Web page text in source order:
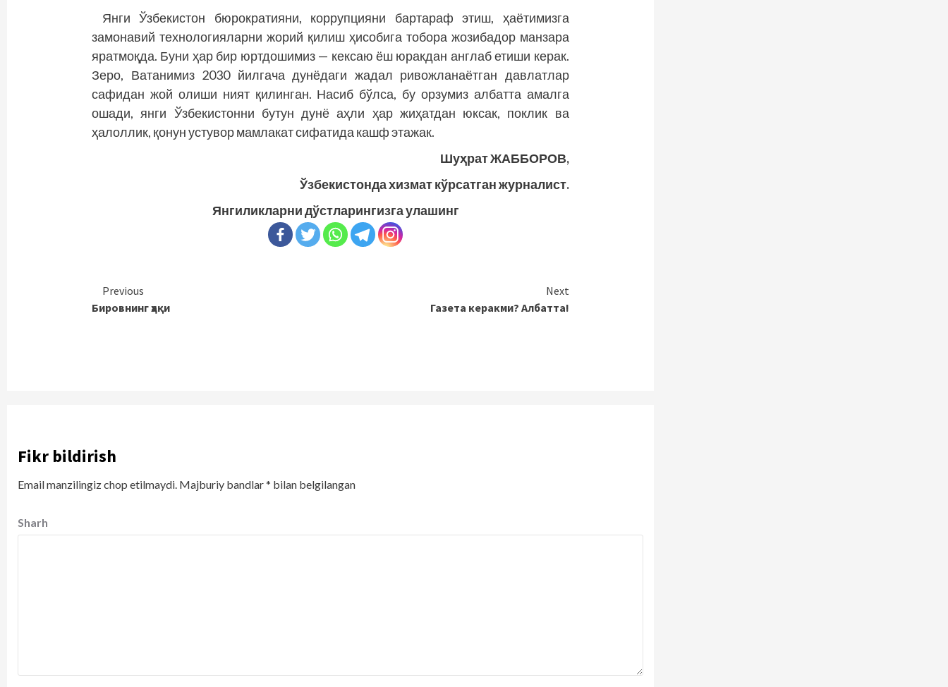
Янги Ўзбекистон бюрократияни, коррупцияни бартараф этиш, ҳаётимизга
замонавий технологияларни жорий қилиш ҳисобига тобора жозибадор манзара
яратмоқда. Буни ҳар бир юртдошимиз — кексаю ёш юракдан англаб етиши керак.
Зеро, Ватанимиз 2030 йилгача дунёдаги жадал ривожланаётган давлатлар
сафидан жой олиши ният қилинган. Насиб бўлса, бу орзумиз албатта амалга
ошади, янги Ўзбекистонни бутун дунё аҳли ҳар жиҳатдан юксак, поклик ва
ҳалоллик, қонун устувор мамлакат сифатида кашф этажак.
Шуҳрат ЖАББОРОВ,
Ўзбекистонда хизмат кўрсатган журналист.
Янгиликларни дўстларингизга улашинг
Continue
Reading
Previous
Бировнинг ҳақи
Next
Газета керакми? Албатта!
Fikr bildirish
Email manzilingiz chop etilmaydi. Majburiy bandlar* bilan belgilangan
Sharh